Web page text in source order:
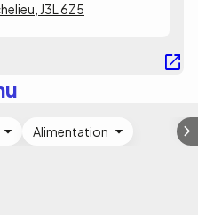
J3L 6Z5
Alimentation